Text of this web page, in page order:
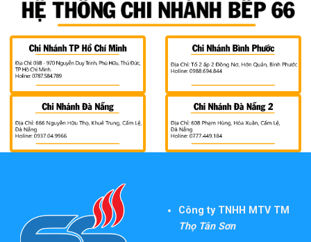
Công ty TNHH MTV TM
Thọ Tân Sơn